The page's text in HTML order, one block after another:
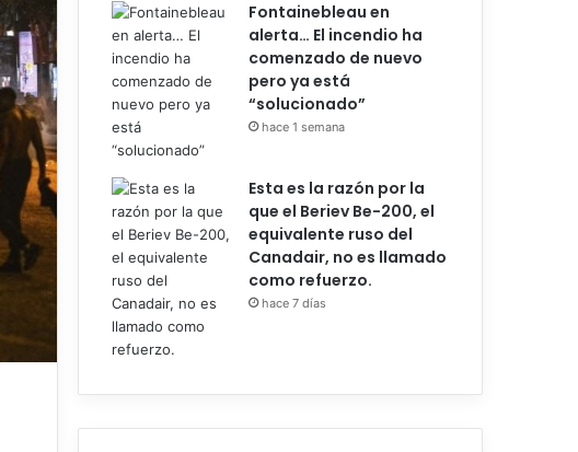
Fontainebleau en
alerta… El incendio ha
comenzado de nuevo
pero ya está
“solucionado”
hace 1 semana
Esta es la razón por la
que el Beriev Be-200, el
equivalente ruso del
Canadair, no es llamado
como refuerzo.
hace 7 días